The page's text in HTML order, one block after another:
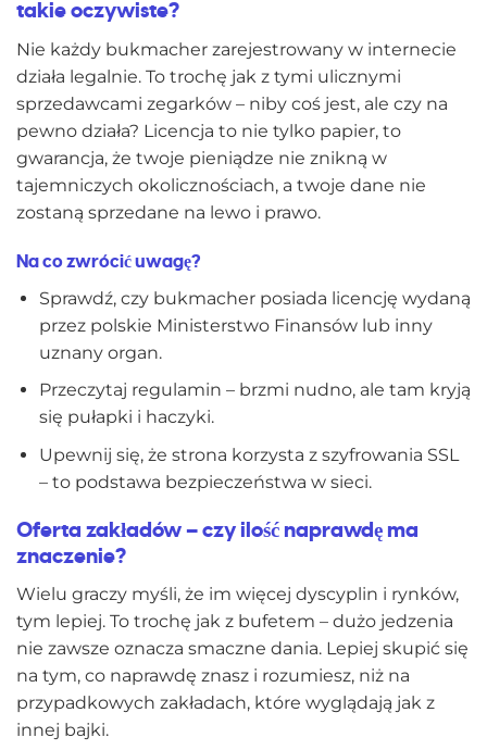
takie oczywiste?
Nie każdy bukmacher zarejestrowany w internecie
działa legalnie. To trochę jak z tymi ulicznymi
sprzedawcami zegarków – niby coś jest, ale czy na
pewno działa? Licencja to nie tylko papier, to
gwarancja, że twoje pieniądze nie znikną w
tajemniczych okolicznościach, a twoje dane nie
zostaną sprzedane na lewo i prawo.
Na co zwrócić uwagę?
Sprawdź, czy bukmacher posiada licencję wydaną
przez polskie Ministerstwo Finansów lub inny
uznany organ.
Przeczytaj regulamin – brzmi nudno, ale tam kryją
się pułapki i haczyki.
Upewnij się, że strona korzysta z szyfrowania SSL
– to podstawa bezpieczeństwa w sieci.
Oferta zakładów – czy ilość naprawdę ma
znaczenie?
Wielu graczy myśli, że im więcej dyscyplin i rynków,
tym lepiej. To trochę jak z bufetem – dużo jedzenia
nie zawsze oznacza smaczne dania. Lepiej skupić się
na tym, co naprawdę znasz i rozumiesz, niż na
przypadkowych zakładach, które wyglądają jak z
innej bajki.